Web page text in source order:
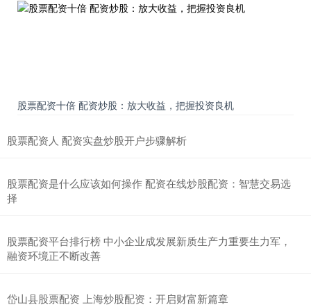
股票配资十倍 配资炒股：放大收益，把握投资良机
股票配资人 配资实盘炒股开户步骤解析
股票配资是什么应该如何操作 配资在线炒股配资：智慧交易选
择
股票配资平台排行榜 中小企业成发展新质生产力重要生力军，
融资环境正不断改善
岱山县股票配资 上海炒股配资：开启财富新篇章